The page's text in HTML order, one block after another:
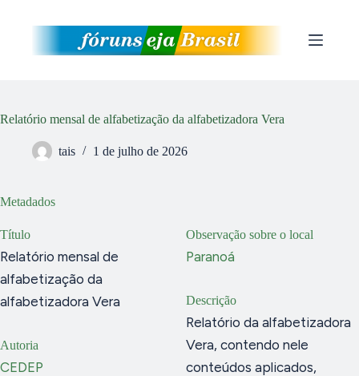
Relatório mensal de alfabetização da alfabetizadora Vera
tais 1 de julho de 2026
Metadados
Título
Relatório mensal de
alfabetização da
alfabetizadora Vera
Autoria
CEDEP
Observação sobre o local
Paranoá
Descrição
Relatório da alfabetizadora
Vera, contendo nele
conteúdos aplicados,